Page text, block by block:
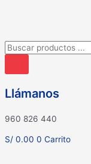
Búsqueda
productos
Llámanos
960 826 440
S/ 0.00 0 Carrito